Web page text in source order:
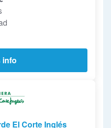
info
El Corte Inglés